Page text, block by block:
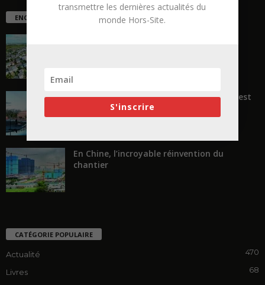
ENCORE PLUS D'ARTICLES
« Transformer plutôt que démolir, ce n’est
pas regarder en arrière...
En Chine, l’incroyable réinvention du
chantier
CATÉGORIE POPULAIRE
Actualité 470
Livres 68
transmettre les dernières actualités du
monde Hors-Site.
S'inscrire